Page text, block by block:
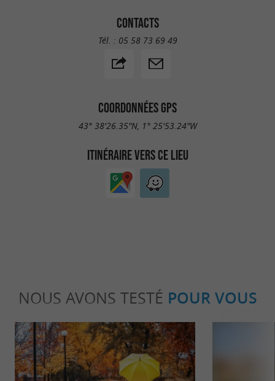
CONTACTS
Tél. : 05 58 73 69 49
COORDONNÉES GPS
43° 38'26.35"N, 1° 25'53.24"W
ITINÉRAIRE VERS CE LIEU
NOUS AVONS TESTÉ POUR VOUS